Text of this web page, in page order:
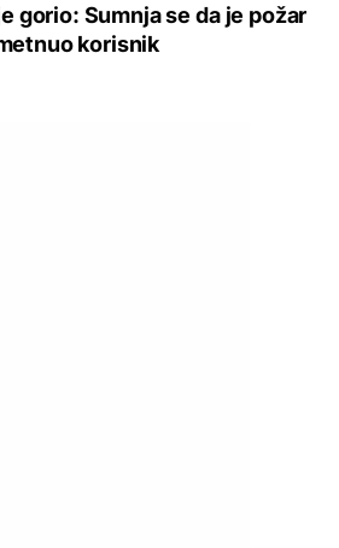
gorio: Sumnja se da je požar
korisnik